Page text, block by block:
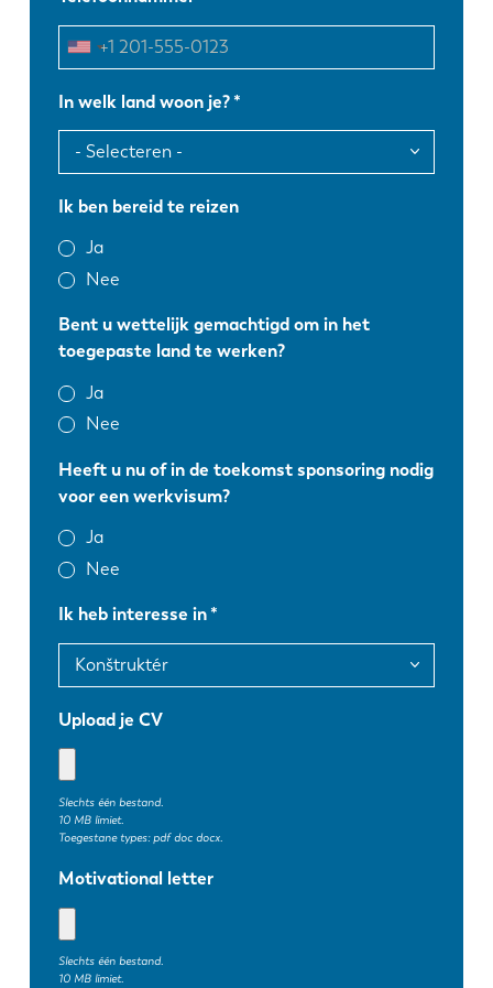
In welk land woon je?
Ik ben bereid te reizen
Ja
Nee
Bent u wettelijk gemachtigd om in het
toegepaste land te werken?
Ja
Nee
Heeft u nu of in de toekomst sponsoring nodig
voor een werkvisum?
Ja
Nee
Ik heb interesse in
Upload je CV
Slechts één bestand.
10 MB limiet.
Toegestane types: pdf doc docx.
Motivational letter
Slechts één bestand.
10 MB limiet.
FR